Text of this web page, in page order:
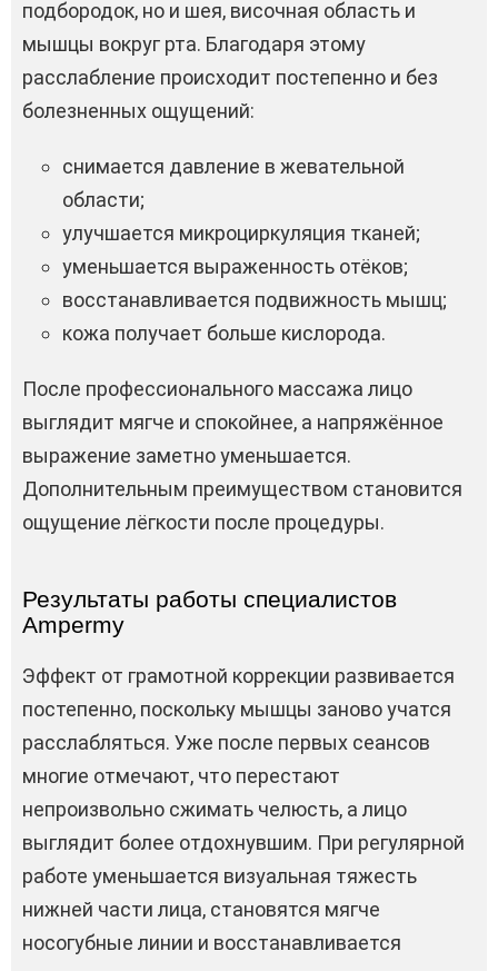
подбородок, но и шея, височная область и
мышцы вокруг рта. Благодаря этому
расслабление происходит постепенно и без
болезненных ощущений:
снимается давление в жевательной
области;
улучшается микроциркуляция тканей;
уменьшается выраженность отёков;
восстанавливается подвижность мышц;
кожа получает больше кислорода.
После профессионального массажа лицо
выглядит мягче и спокойнее, а напряжённое
выражение заметно уменьшается.
Дополнительным преимуществом становится
ощущение лёгкости после процедуры.
Результаты работы специалистов
Ampermy
Эффект от грамотной коррекции развивается
постепенно, поскольку мышцы заново учатся
расслабляться. Уже после первых сеансов
многие отмечают, что перестают
непроизвольно сжимать челюсть, а лицо
выглядит более отдохнувшим. При регулярной
работе уменьшается визуальная тяжесть
нижней части лица, становятся мягче
носогубные линии и восстанавливается